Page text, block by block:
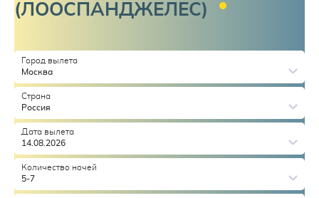
(ЛООСПАНДЖЕЛЕС)
Город вылета
Москва
Страна
Россия
Дата вылета
14.08.2026
Количество ночей
5-7